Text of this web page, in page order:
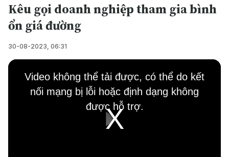
Kêu gọi doanh nghiệp tham gia bình
ổn giá đường
30-08-2023, 06:31
Play
This
window.
Video không thể tải được, có thể do kết
nối mạng bị lỗi hoặc định dạng không
được hỗ trợ.